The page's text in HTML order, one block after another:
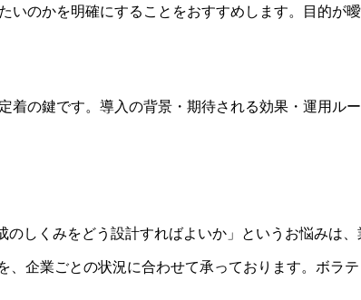
のかを明確にすることをおすすめします。目的が
の鍵です。導入の背景・期待される効果・運用ル
しくみをどう設計すればよいか」というお悩みは
企業ごとの状況に合わせて承っております。ボラ